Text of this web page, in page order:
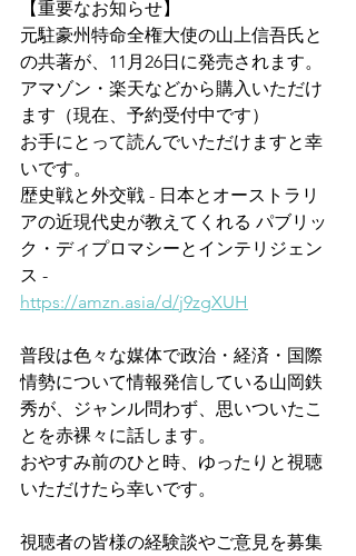
【重要なお知らせ】
元駐豪州特命全権大使の山上信吾氏と
の共著が、11月26日に発売されます。
アマゾン・楽天などから購入いただけ
ます（現在、予約受付中です）
お手にとって読んでいただけますと幸
いです。
歴史戦と外交戦 - 日本とオーストラリ
アの近現代史が教えてくれる パブリッ
ク・ディプロマシーとインテリジェン
ス -
https://amzn.asia/d/j9zgXUH
普段は色々な媒体で政治・経済・国際
情勢について情報発信している山岡鉄
秀が、ジャンル問わず、思いついたこ
とを赤裸々に話します。
おやすみ前のひと時、ゆったりと視聴
いただけたら幸いです。
視聴者の皆様の経験談やご意見を募集